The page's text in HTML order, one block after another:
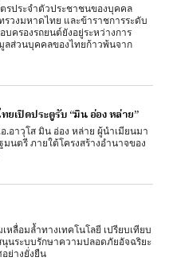
รประจำตัวประชาชนของบุคคล
วงมหาดไทย และข้าราชการระดับ
ครองรถยนต์ยังอยู่ระหว่างการ
ลส่วนบุคคลของไทยก้าวพ้นจาก
เปิดประตูรับ “มิน อ่อง หล่าย”
.อาวุโส มิน อ่อง หล่าย ผู้นำเมียนมา
นตรี ภายใต้โครงสร้างอำนาจของ
หลื่อมล้ำทางเทคโนโลยี เปรียบเทียบ
นระบบรักษาความปลอดภัยอัจฉริยะ
ย่างยั่งยืน